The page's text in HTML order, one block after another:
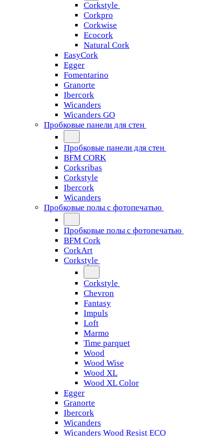
Corkstyle
Corkpro
Corkwise
Ecocork
Natural Cork
EasyCork
Egger
Fomentarino
Granorte
Ibercork
Wicanders
Wicanders GO
Пробковые панели для стен
Пробковые панели для стен
BFM CORK
Corksribas
Corkstyle
Ibercork
Wicanders
Пробковые полы с фотопечатью
Пробковые полы с фотопечатью
BFM Cork
CorkArt
Corkstyle
Corkstyle
Chevron
Fantasy
Impuls
Loft
Marmo
Time parquet
Wood
Wood Wise
Wood XL
Wood XL Color
Egger
Granorte
Ibercork
Wicanders
Wicanders Wood Resist ECO